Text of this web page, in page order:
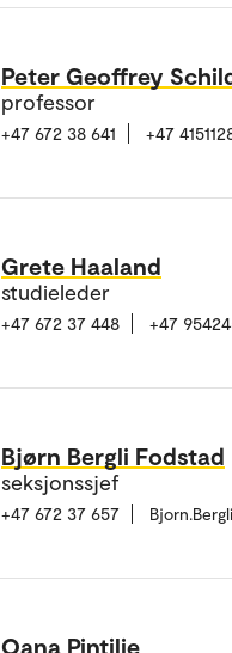
Peter Geoffrey
professor
+47 672 38 641 +47
Grete Haaland
studieleder
+47 672 37 448 +47
Bjørn Bergli Fodstad
seksjonssjef
+47 672 37 657
Oana Pintilie